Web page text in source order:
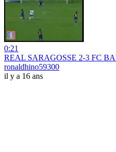
0:21
REAL SARAGOSSE 2-3 FC
ronaldhino59300
il y a 16 ans